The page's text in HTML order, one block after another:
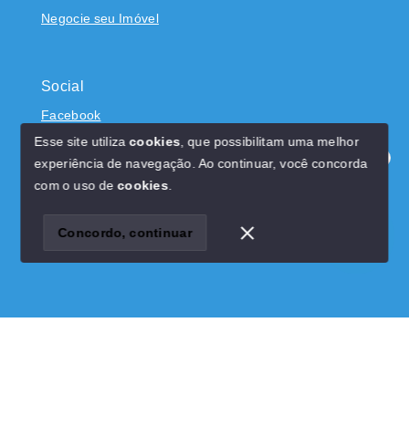
Olá! Estamos disponíveis para te ajudar.
Negocie seu Imóvel
Social
Facebook
© Copyright 2026 - Dominicci Imóveis - CRECI 22522J -
SITE PARA IMOBILIARIA
Esse site utilizacookies , que possibilitam uma melhor
experiência de navegação. Ao continuar, você concorda
com o uso decookies
Concordo, continuar